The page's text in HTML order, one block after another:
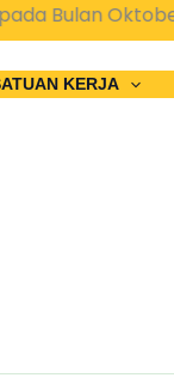
Bulan Oktober
KERJA